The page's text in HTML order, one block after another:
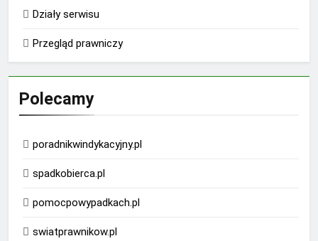
Działy serwisu
Przegląd prawniczy
Polecamy
poradnikwindykacyjny.pl
spadkobierca.pl
pomocpowypadkach.pl
swiatprawnikow.pl